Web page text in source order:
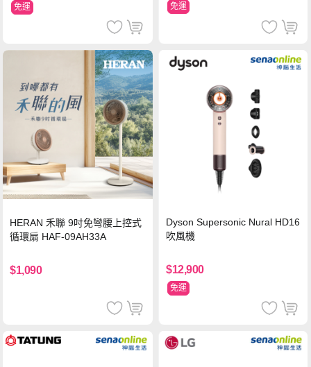
免運 免運
HERAN 禾聯 9吋免彎腰上控式
循環扇 HAF-09AH33A
$1,090
Dyson Supersonic Nural HD16
吹風機
$12,900
免運